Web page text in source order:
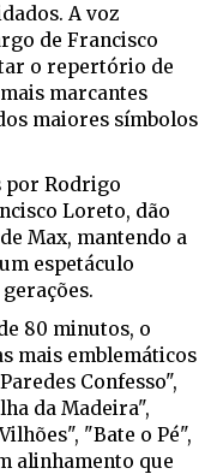
A voz
de Francisco
o repertório de
marcantes
maiores símbolos
por Rodrigo
Loreto, dão
Max, mantendo a
espetáculo
80 minutos, o
mais emblemáticos
Confesso",
da Madeira",
"Bate o Pé",
alinhamento que